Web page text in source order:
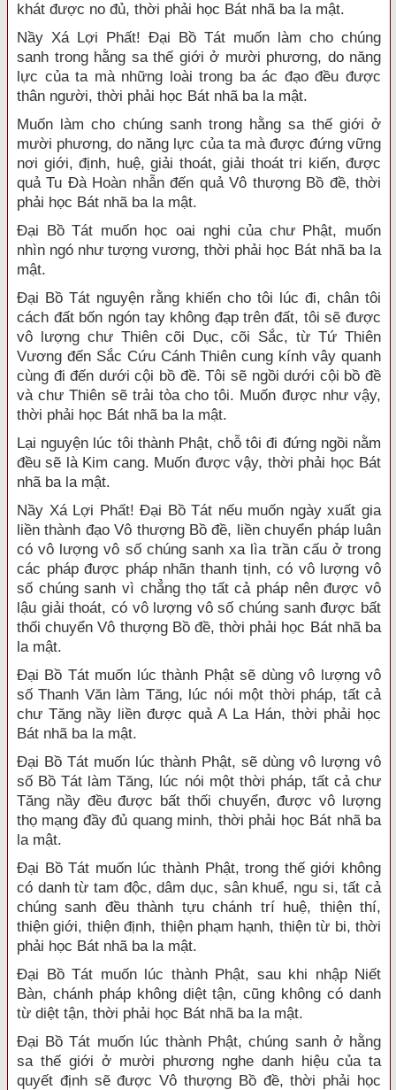
khát được no đủ, thời phải học Bát nhã ba la mật.
Nầy Xá Lợi Phất! Đại Bồ Tát muốn làm cho chúng
sanh trong hằng sa thế giới ở mười phương, do năng
lực của ta mà những loài trong ba ác đạo đều được
thân người, thời phải học Bát nhã ba la mật.
Muốn làm cho chúng sanh trong hằng sa thế giới ở
mười phương, do năng lực của ta mà được đứng vững
nơi giới, định, huệ, giải thoát, giải thoát tri kiến, được
quả Tu Đà Hoàn nhẫn đến quả Vô thượng Bồ đề, thời
phải học Bát nhã ba la mật.
Đại Bồ Tát muốn học oai nghi của chư Phật, muốn
nhìn ngó như tượng vương, thời phải học Bát nhã ba la
mật.
Đại Bồ Tát nguyện rằng khiến cho tôi lúc đi, chân tôi
cách đất bốn ngón tay không đạp trên đất, tôi sẽ được
vô lượng chư Thiên cõi Dục, cõi Sắc, từ Tứ Thiên
Vương đến Sắc Cứu Cánh Thiên cung kính vây quanh
cùng đi đến dưới cội bồ đề. Tôi sẽ ngồi dưới cội bồ đề
và chư Thiên sẽ trải tòa cho tôi. Muốn được như vậy,
thời phải học Bát nhã ba la mật.
Lại nguyện lúc tôi thành Phật, chỗ tôi đi đứng ngồi nằm
đều sẽ là Kim cang. Muốn được vậy, thời phải học Bát
nhã ba la mật.
Nầy Xá Lợi Phất! Đại Bồ Tát nếu muốn ngày xuất gia
liền thành đạo Vô thượng Bồ đề, liền chuyển pháp luân
có vô lượng vô số chúng sanh xa lìa trần cấu ở trong
các pháp được pháp nhãn thanh tịnh, có vô lượng vô
số chúng sanh vì chẳng thọ tất cả pháp nên được vô
lậu giải thoát, có vô lượng vô số chúng sanh được bất
thối chuyển Vô thượng Bồ đề, thời phải học Bát nhã ba
la mật.
Đại Bồ Tát muốn lúc thành Phật sẽ dùng vô lượng vô
số Thanh Văn làm Tăng, lúc nói một thời pháp, tất cả
chư Tăng nầy liền được quả A La Hán, thời phải học
Bát nhã ba la mật.
Đại Bồ Tát muốn lúc thành Phật, sẽ dùng vô lượng vô
số Bồ Tát làm Tăng, lúc nói một thời pháp, tất cả chư
Tăng nầy đều được bất thối chuyển, được vô lượng
thọ mạng đầy đủ quang minh, thời phải học Bát nhã ba
la mật.
Đại Bồ Tát muốn lúc thành Phật, trong thế giới không
có danh từ tam độc, dâm dục, sân khuể, ngu si, tất cả
chúng sanh đều thành tựu chánh trí huệ, thiện thí,
thiện giới, thiện định, thiện phạm hạnh, thiện từ bi, thời
phải học Bát nhã ba la mật.
Đại Bồ Tát muốn lúc thành Phật, sau khi nhập Niết
Bàn, chánh pháp không diệt tận, cũng không có danh
từ diệt tận, thời phải học Bát nhã ba la mật.
Đại Bồ Tát muốn lúc thành Phật, chúng sanh ở hằng
sa thế giới ở mười phương nghe danh hiệu của ta
quyết định sẽ được Vô thượng Bồ đề, thời phải học